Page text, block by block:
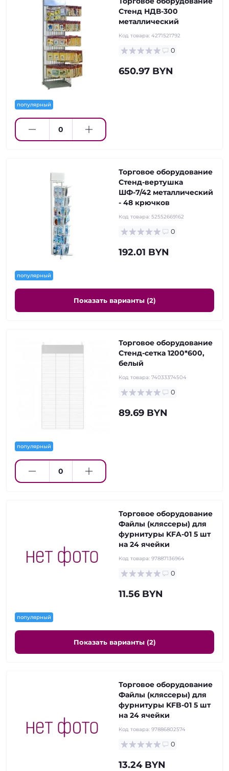
популярный
Стенд НДВ-300
металлический
Код товара: 4271521792
0
650.97 BYN
популярный
Торговое оборудование
Стенд-вертушка
ШФ-7/42 металлический
- 48 крючков
Код товара: 52552669162
0
192.01 BYN
Показать варианты (2)
популярный
Торговое оборудование
Стенд-сетка 1200*600,
белый
Код товара: 74033374504
0
89.69 BYN
популярный
Торговое оборудование
Файлы (кляссеры) для
фурнитуры KFA-01 5 шт
на 24 ячейки
Код товара: 97887136964
0
11.56 BYN
Показать варианты (2)
Торговое оборудование
Файлы (кляссеры) для
фурнитуры KFB-01 5 шт
на 24 ячейки
Код товара: 97886802574
0
13.24 BYN